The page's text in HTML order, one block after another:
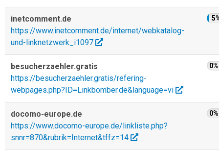
inetcomment.de
https://www.inetcomment.de/internet/webkatalog-
und-linknetzwerk_i1097
besucherzaehler.gratis
https://besucherzaehler.gratis/refering-
webpages.php?ID=Linkbomber.de&language=vi
0%
docomo-europe.de
https://www.docomo-europe.de/linkliste.php?
snnr=870&rubrik=Internet&tffz=14
0%